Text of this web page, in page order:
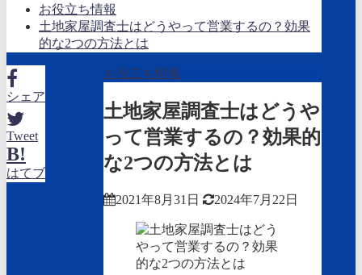
お役立ち情報
土地家屋調査士はどうやって営業するの？効果
的な2つの方法とは
シェア
Tweet
B!
はてブ
お役立ち情報
土地家屋調査士はどうや
って営業するの？効果的
な2つの方法とは
2021年8月31日 2024年7月22日